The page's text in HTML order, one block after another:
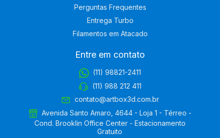
Perguntas Frequentes
Entrega Turbo
Filamentos em Atacado
Entre em contato
(11) 98821-2411
(11) 988 212 411
contato@artbox3d.com.br
Avenida Santo Amaro, 4644 - Loja 1 - Térreo -
Cond. Brooklin Office Center - Estacionamento
Gratuito